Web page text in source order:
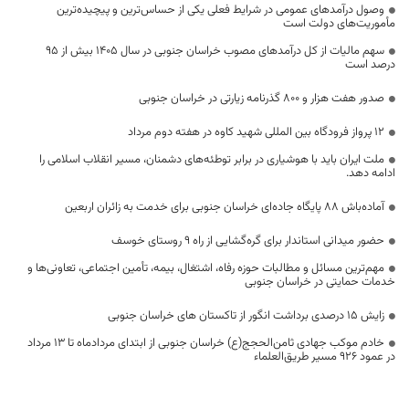
وصول درآمدهای عمومی در شرایط فعلی یکی از حساس‌ترین و پیچیده‌ترین
مأموریت‌های دولت است
سهم مالیات از کل درآمدهای مصوب خراسان جنوبی در سال ۱۴۰۵ بیش از ۹۵
درصد است
صدور هفت هزار و ۸۰۰ گذرنامه زیارتی در خراسان جنوبی
۱۲ پرواز فرودگاه بین المللی شهید کاوه در هفته دوم مرداد
ملت ایران باید با هوشیاری در برابر توطئه‌های دشمنان، مسیر انقلاب اسلامی را
ادامه دهد.
آماده‌باش ۸۸ پایگاه جاده‌ای خراسان جنوبی برای خدمت به زائران اربعین
حضور میدانی استاندار برای گره‌گشایی از راه ۹ روستای خوسف
مهم‌ترین مسائل و مطالبات حوزه رفاه، اشتغال، بیمه، تأمین اجتماعی، تعاونی‌ها و
خدمات حمایتی در خراسان جنوبی
زایش ۱۵ درصدی برداشت انگور از تاکستان های خراسان جنوبی
خادم موکب جهادی ثامن‌الحجج(ع) خراسان جنوبی از ابتدای مردادماه تا ۱۳ مرداد
در عمود ۹۲۶ مسیر طریق‌العلماء